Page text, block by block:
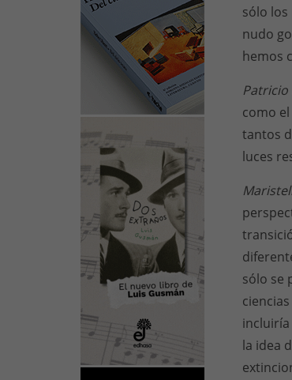
sólo
nudo
hemos
Patricio
como
tantos
luces
sólo se
la idea